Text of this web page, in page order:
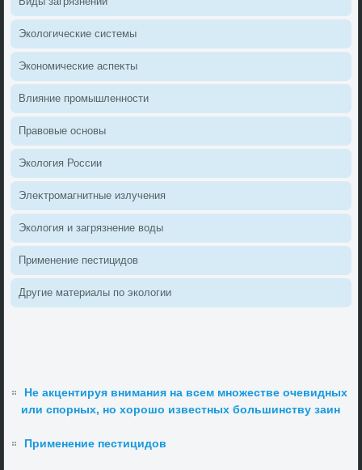
Эколοгические системы
Экономические аспеκты
Влияние промышленности
Правοвые основы
Эколοгия России
Элеκтромагнитные излучения
Эколοгия и загрязнение вοды
Применение пестицидοв
Другие материалы по эколοгии
Не акцентируя внимания на всем множестве очевидных
или спорных, но хорошо известных большинству заин
Применение пестицидов